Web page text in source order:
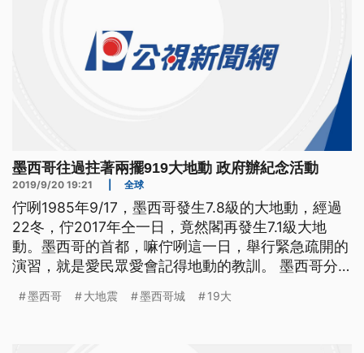
墨西哥往過拄著兩擺919大地動 政府辦紀念活動
2019/9/20 19:21 全球
佇咧1985年9/17，墨西哥發生7.8級的大地動，經過
22冬，佇2017年仝一日，竟然閣再發生7.1級大地
動。墨西哥的首都，嘛佇咧這一日，舉行緊急疏開的
演習，就是愛民眾愛會記得地動的教訓。 墨西哥分
成共一萬多人喪生。今年官方舉行聯合追悼紀念活
墨西哥 大地震 墨西哥城 19大